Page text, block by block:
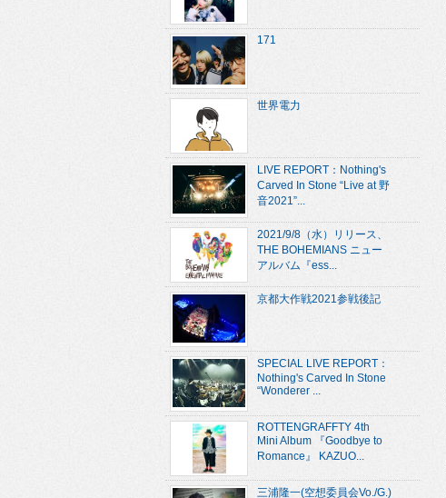
171
世界電力
LIVE REPORT：Nothing's
Carved In Stone “Live at 野
音2021”...
2021/9/8（水）リリース、
THE BOHEMIANS ニュー
アルバム『ess...
京都大作戦2021参戦後記
SPECIAL LIVE REPORT：
Nothing's Carved In Stone
“Wonderer ...
ROTTENGRAFFTY 4th
Mini Album 『Goodbye to
Romance』 KAZUO...
三浦隆一(空想委員会Vo./G.)